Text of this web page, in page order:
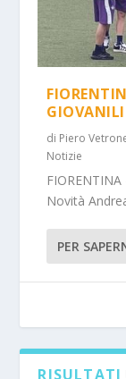
di Piero
Notizie
Novità
PER
RISULTATI